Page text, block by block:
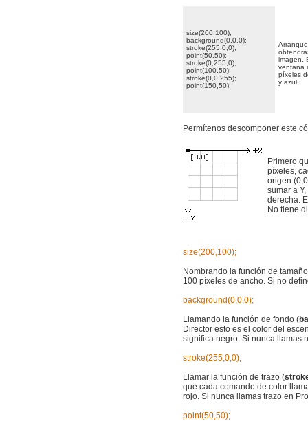
size(200,100);
background(0,0,0);
stroke(255,0,0);
point(50,50);
stroke(0,255,0);
point(100,50);
stroke(0,0,255);
point(150,50);
imagen.
ventana
píxeles
y azul.
Permítenos descomponer este
Primero
píxeles,
origen
sumar a
derecha.
No tiene
size(200,100);
Nombrando la función de
100 píxeles de ancho. Si no
background(0,0,0);
Llamando la función de fondo (
Director esto es el color del
significa negro. Si nunca llamas
stroke(255,0,0);
Llamar la función de trazo (
que cada comando de color
rojo. Si nunca llamas trazo en
point(50,50);